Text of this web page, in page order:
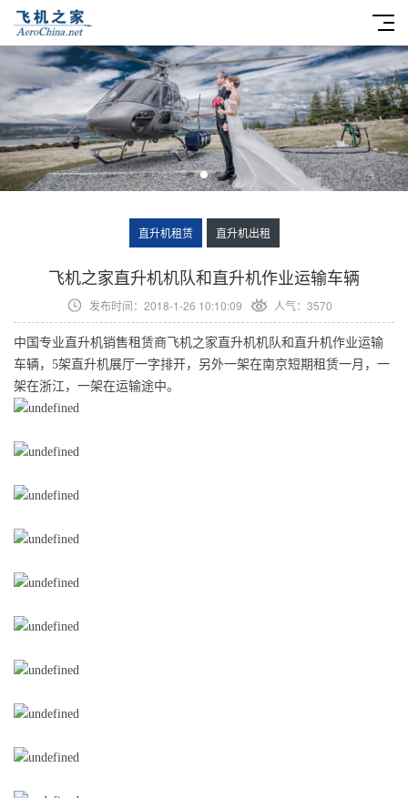
直升机租赁 直升机出租
​飞机之家直升机机队和直升机作业运输车辆
发布时间：2018-1-26 10:10:09 人气：3570
中国专业直升机销售租赁商飞机之家直升机机队和直升机作业运输
车辆，5架直升机展厅一字排开，另外一架在南京短期租赁一月，一
架在浙江，一架在运输途中。